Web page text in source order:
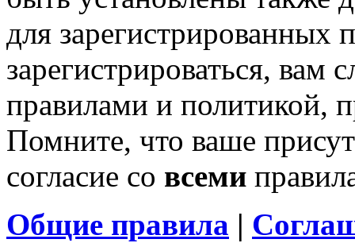
для зарегистрированных
зарегистрироваться, вам
правилами и политикой,
Помните, что ваше
согласие со всеми
Общие правила |